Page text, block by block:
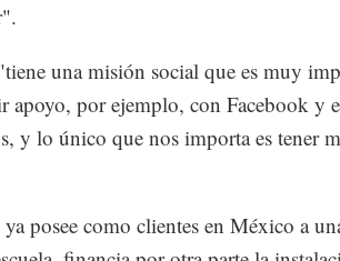
una misión social que es muy
apoyo, por ejemplo, con Facebook y
y lo único que nos importa es tener
posee como clientes en México a